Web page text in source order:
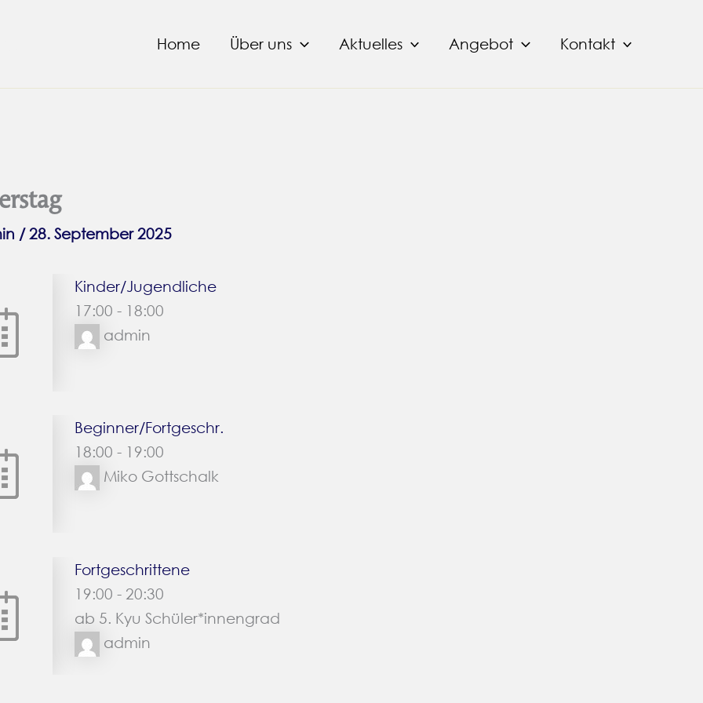
Home Über uns Aktuelles Angebot Kontakt
/ 28. September 2025
Kinder/Jugendliche
17:00 - 18:00
admin
Beginner/Fortgeschr.
18:00 - 19:00
Miko Gottschalk
Fortgeschrittene
19:00 - 20:30
ab 5. Kyu Schüler*innengrad
admin